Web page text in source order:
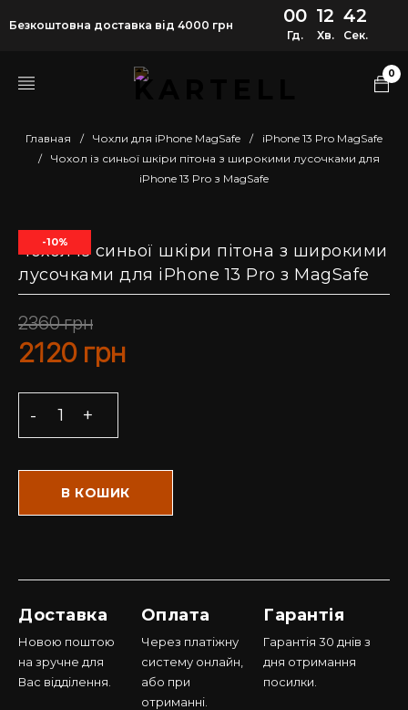
Безкоштовна доставка від 4000 грн 00
Гд.
12
Хв.
41
Сек.
0
Главная / Чохли для iPhone MagSafe /
iPhone 13 Pro MagSafe
/
Чохол із синьої шкіри пітона з широкими лусочками для
iPhone 13 Pro з MagSafe
-10%
Чохол із синьої шкіри пітона з широкими
лусочками для iPhone 13 Pro з MagSafe
2360грн
2120 грн
В КОШИК
Доставка
Новою поштою
на зручне для
Вас відділення.
Оплата
Через платіжну
систему онлайн,
або при
отриманні.
Гарантія
Гарантія 30 днів з
дня отримання
посилки.